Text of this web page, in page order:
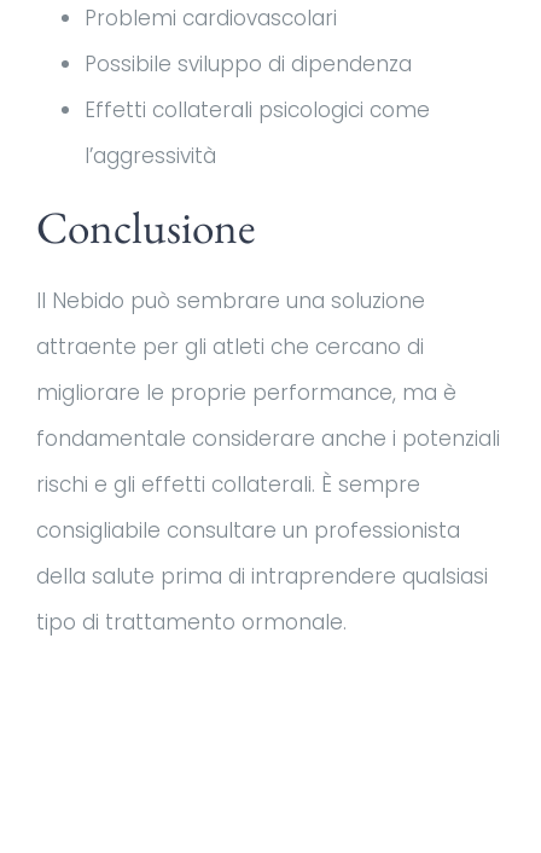
Problemi cardiovascolari
Possibile sviluppo di dipendenza
Effetti collaterali psicologici come
l’aggressività
Conclusione
Il Nebido può sembrare una soluzione
attraente per gli atleti che cercano di
migliorare le proprie performance, ma è
fondamentale considerare anche i potenziali
rischi e gli effetti collaterali. È sempre
consigliabile consultare un professionista
della salute prima di intraprendere qualsiasi
tipo di trattamento ormonale.